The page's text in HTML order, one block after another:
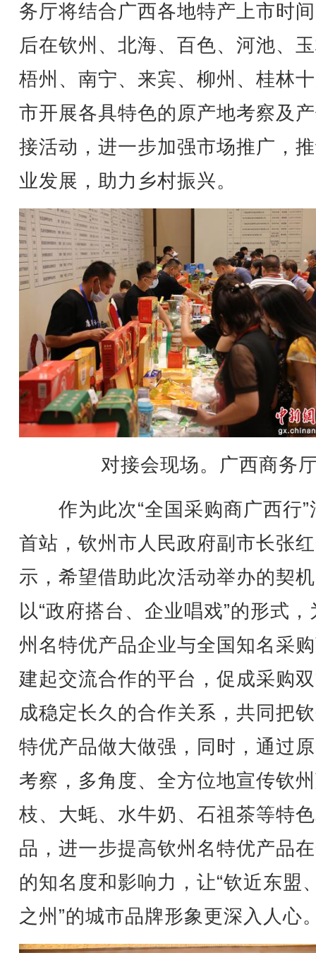
务厅将结合广西各地特产上市时
后在钦州、北海、百色、河池、
梧州、南宁、来宾、柳州、桂林
市开展各具特色的原产地考察及
接活动，进一步加强市场推广，
业发展，助力乡村振兴。
对接会现场。广西商务
作为此次“全国采购商广西行”
首站，钦州市人民政府副市长张
示，希望借助此次活动举办的契
以“政府搭台、企业唱戏”的形式，
州名特优产品企业与全国知名采
建起交流合作的平台，促成采购
成稳定长久的合作关系，共同把
特优产品做大做强，同时，通过
考察，多角度、全方位地宣传钦
枝、大蚝、水牛奶、石祖茶等特
品，进一步提高钦州名特优产品
的知名度和影响力，让“钦近东盟
之州”的城市品牌形象更深入人心